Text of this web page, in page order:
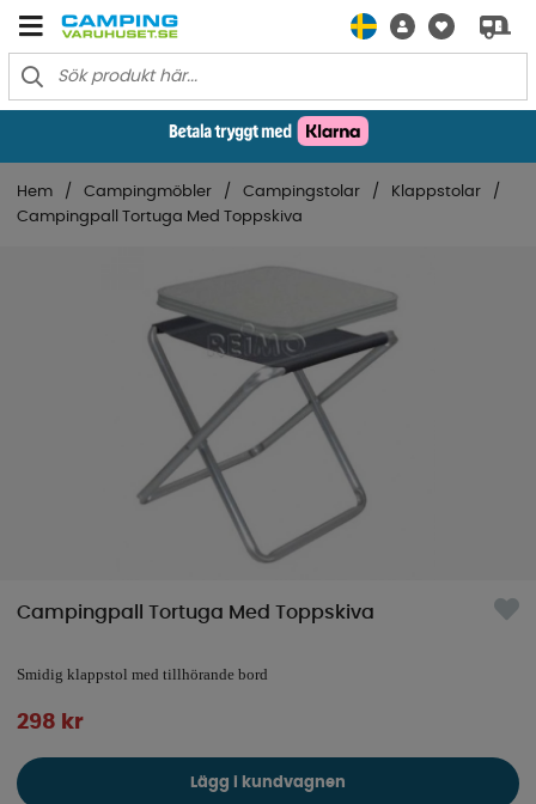
Hem Campingmöbler Campingstolar
Klappstolar
Campingpall Tortuga Med Toppskiva
Campingpall Tortuga Med Toppskiva
Smidig klappstol med tillhörande bord
298 kr
Lägg i kundvagnen